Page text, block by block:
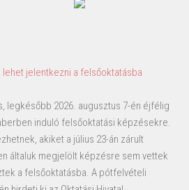
jelentkezni a felsőoktatásba
legkésőbb 2026. augusztus 7-én éjfélig
induló felsőoktatási képzésekre.
akiket a július 23-án zárult
általuk megjelölt képzésre sem vettek
a felsőoktatásba. A pótfelvételi